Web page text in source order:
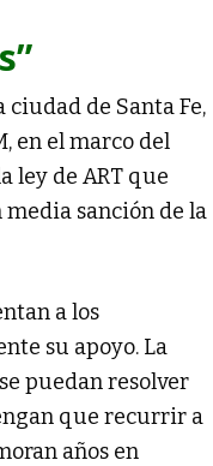
de Santa Fe,
en el marco del
ley de ART que
sanción de la
a los
su apoyo. La
puedan resolver
que recurrir a
años en